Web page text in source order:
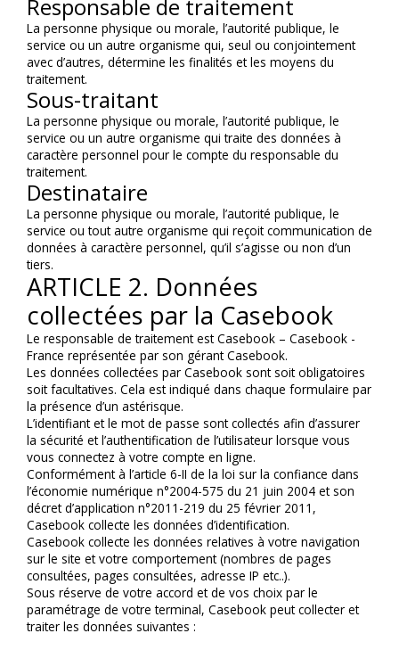
Responsable de traitement
La personne physique ou morale, l’autorité publique, le
service ou un autre organisme qui, seul ou conjointement
avec d’autres, détermine les finalités et les moyens du
traitement.
Sous-traitant
La personne physique ou morale, l’autorité publique, le
service ou un autre organisme qui traite des données à
caractère personnel pour le compte du responsable du
traitement.
Destinataire
La personne physique ou morale, l’autorité publique, le
service ou tout autre organisme qui reçoit communication de
données à caractère personnel, qu’il s’agisse ou non d’un
tiers.
ARTICLE 2. Données
collectées par la Casebook
Le responsable de traitement est Casebook – Casebook -
France représentée par son gérant Casebook.
Les données collectées par Casebook sont soit obligatoires
soit facultatives. Cela est indiqué dans chaque formulaire par
la présence d’un astérisque.
L’identifiant et le mot de passe sont collectés afin d’assurer
la sécurité et l’authentification de l’utilisateur lorsque vous
vous connectez à votre compte en ligne.
Conformément à l’article 6-II de la loi sur la confiance dans
l’économie numérique n°2004-575 du 21 juin 2004 et son
décret d’application n°2011-219 du 25 février 2011,
Casebook collecte les données d’identification.
Casebook collecte les données relatives à votre navigation
sur le site et votre comportement (nombres de pages
consultées, pages consultées, adresse IP etc..).
Sous réserve de votre accord et de vos choix par le
paramétrage de votre terminal, Casebook peut collecter et
traiter les données suivantes :